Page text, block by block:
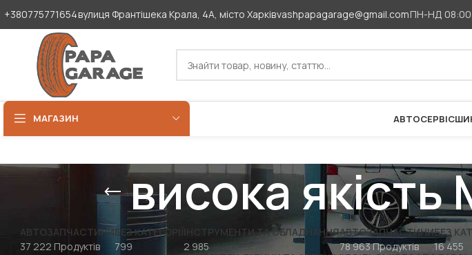
+380775771654вулиця Франтішека Крала, 4А, місто Харківvashpapagarage@gmail.comПН-НД
МАГАЗИН АВТОСЕРВІС
висока
АВТОЗАПЧАСТИНИ
37 222 Продуктів
БЕЗ КАТЕГОРІЇ
799
ІНСТРУМЕНТИ ТА ОБЛАДНАННЯ
2 985
АВТОЗАПЧАСТИНИ
78 963 Продуктів
БЕЗ
16 455